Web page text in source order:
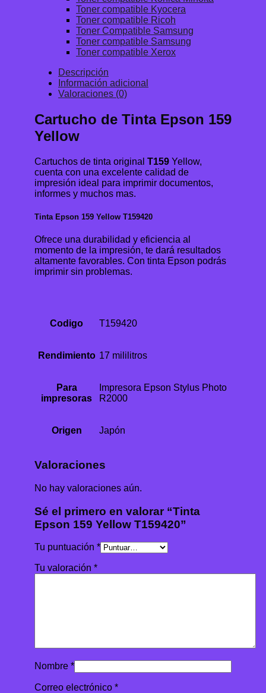
Toner compatible Kyocera
Toner compatible Ricoh
Toner Compatible Samsung
Toner compatible Samsung
Toner compatible Xerox
Descripción
Información adicional
Valoraciones (0)
Cartucho de Tinta Epson 159
Yellow
Cartuchos de tinta original T159 Yellow,
cuenta con una excelente calidad de
impresión ideal para imprimir documentos,
informes y muchos mas.
Tinta Epson 159 Yellow T159420
Ofrece una durabilidad y eficiencia al
momento de la impresión, te dará resultados
altamente favorables. Con tinta Epson podrás
imprimir sin problemas.
Codigo T159420
Rendimiento 17 mililitros
Para
impresoras
Impresora Epson Stylus Photo
R2000
Origen Japón
Valoraciones
No hay valoraciones aún.
Sé el primero en valorar “Tinta
Epson 159 Yellow T159420”
Tu puntuación *
Tu valoración *
Nombre *
Correo electrónico *